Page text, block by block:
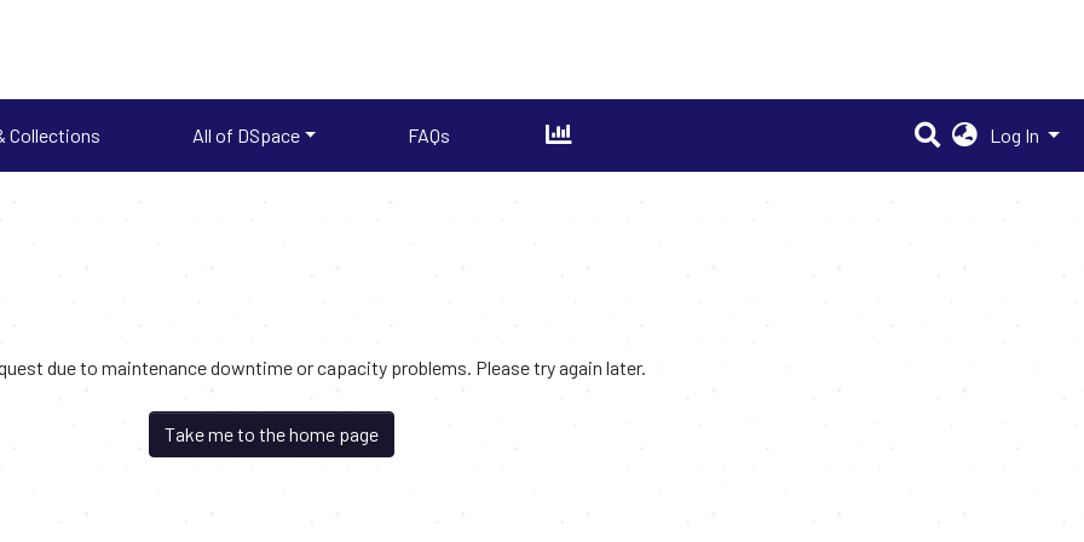
Collections All of DSpace FAQs Log In
due to maintenance downtime or capacity problems. Please try again later.
Take me to the home page